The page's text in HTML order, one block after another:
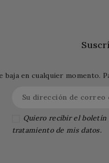
baja en cualquier momento.
Quiero recibir el boletín
tratamiento de mis datos.